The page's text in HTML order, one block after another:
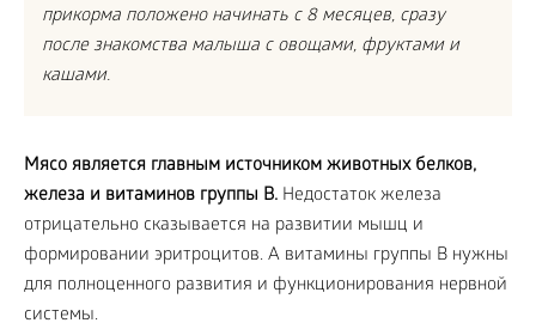
прикорма положено начинать с 8 месяцев, сразу
после знакомства малыша с овощами, фруктами и
кашами.
Мясо является главным источником животных белков,
железа и витаминов группы B. Недостаток железа
отрицательно сказывается на развитии мышц и
формировании эритроцитов. А витамины группы B нужны
для полноценного развития и функционирования нервной
системы.